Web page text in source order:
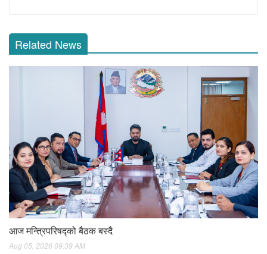
Related News
आज मन्त्रिपरिषद्को बैठक बस्दै
Aug 05, 2026 09:39 AM